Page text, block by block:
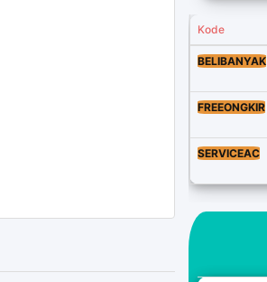
Kode
BELIBANYAK
FREEONGKIR
SERVICEAC